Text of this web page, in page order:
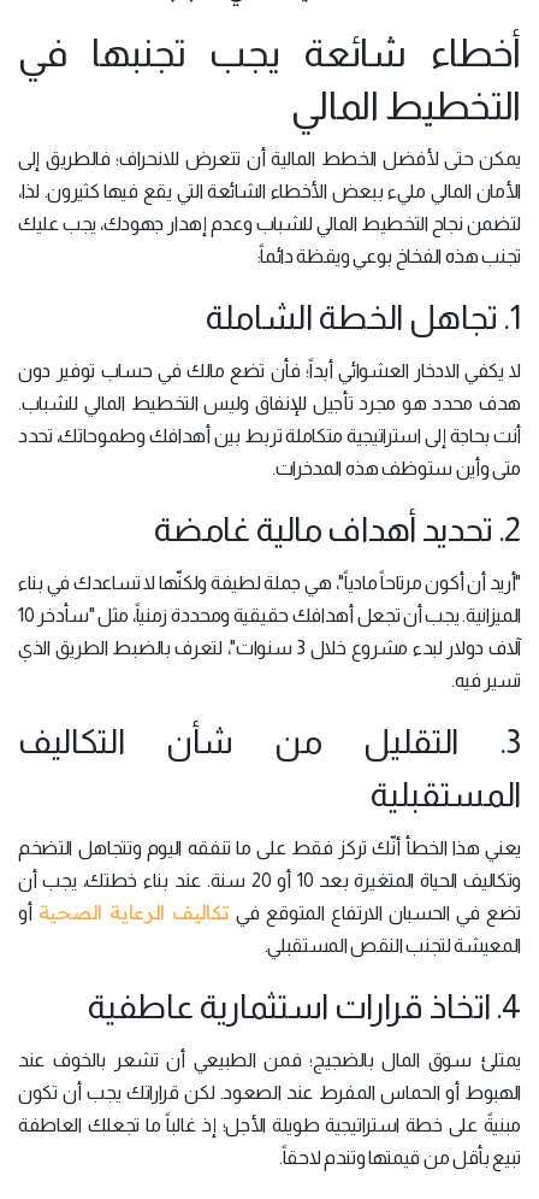
أخطاء شائعة يجب تجنبها في
التخطيط المالي
يمكن حتى لأفضل الخطط المالية أن تتعرض للانحراف؛ فالطريق إلى
الأمان المالي مليء ببعض الأخطاء الشائعة التي يقع فيها كثيرون. لذا،
لتضمن نجاح التخطيط المالي للشباب وعدم إهدار جهودك، يجب عليك
تجنب هذه الفخاخ بوعي ويقظة دائماً:
1. تجاهل الخطة الشاملة
لا يكفي الادخار العشوائي أبداً؛ فأن تضع مالك في حساب توفير دون
هدف محدد هو مجرد تأجيل للإنفاق وليس التخطيط المالي للشباب.
أنت بحاجة إلى استراتيجية متكاملة تربط بين أهدافك وطموحاتك، تحدد
متى وأين ستوظف هذه المدخرات.
2. تحديد أهداف مالية غامضة
"أريد أن أكون مرتاحاً مادياً"، هي جملة لطيفة ولكنّها لا تساعدك في بناء
الميزانية. يجب أن تجعل أهدافك حقيقية ومحددة زمنياً، مثل "سأدخر 10
آلاف دولار لبدء مشروع خلال 3 سنوات"، لتعرف بالضبط الطريق الذي
تسير فيه.
3. التقليل من شأن التكاليف
المستقبلية
يعني هذا الخطأ أنّك تركز فقط على ما تنفقه اليوم وتتجاهل التضخم
وتكاليف الحياة المتغيرة بعد 10 أو 20 سنة. عند بناء خطتك، يجب أن
تضع في الحسبان الارتفاع المتوقع في تكاليف الرعاية الصحية أو
المعيشة لتجنب النقص المستقبلي.
4. اتخاذ قرارات استثمارية عاطفية
يمتلئ سوق المال بالضجيج؛ فمن الطبيعي أن تشعر بالخوف عند
الهبوط أو الحماس المفرط عند الصعود. لكن قراراتك يجب أن تكون
مبنيةً على خطة استراتيجية طويلة الأجل؛ إذ غالباً ما تجعلك العاطفة
تبيع بأقل من قيمتها وتندم لاحقاً.